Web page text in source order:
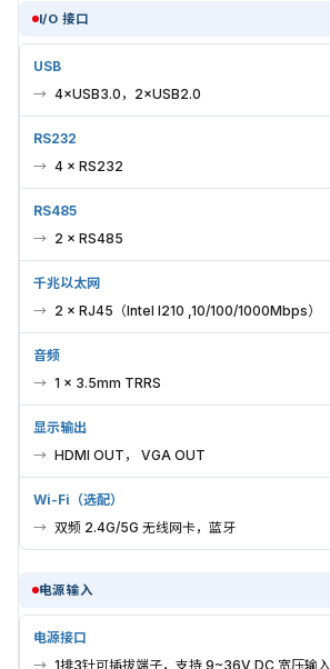
I/O 接口
USB
4×USB3.0，2×USB2.0
RS232
4 × RS232
RS485
2 × RS485
千兆以太网
2 × RJ45（Intel I210 ,10/100/1000Mbps）
音频
1 × 3.5mm TRRS
显示输出
HDMI OUT， VGA OUT
Wi-Fi（选配）
双频 2.4G/5G 无线网卡，蓝牙
电源输入
电源接口
1排3针可插拔端子，支持 9~36V DC 宽压输入